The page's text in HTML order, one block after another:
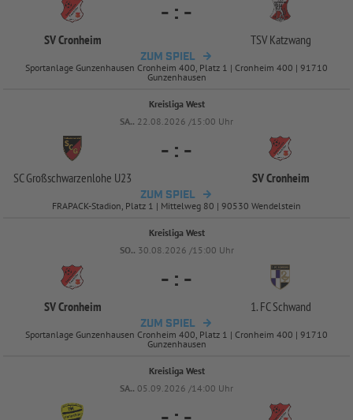
SV Cronheim
- : -
TSV Katzwang
ZUM SPIEL
Sportanlage Gunzenhausen Cronheim 400, Platz 1 | Cronheim 400 | 91710
Gunzenhausen
Kreisliga West
SA.. 22.08.2026 /15:00 Uhr
SC Großschwarzenlohe U23
- : -
SV Cronheim
ZUM SPIEL
FRAPACK-Stadion, Platz 1 | Mittelweg 80 | 90530 Wendelstein
Kreisliga West
SO.. 30.08.2026 /15:00 Uhr
SV Cronheim
- : -
1. FC Schwand
ZUM SPIEL
Sportanlage Gunzenhausen Cronheim 400, Platz 1 | Cronheim 400 | 91710
Gunzenhausen
Kreisliga West
SA.. 05.09.2026 /14:00 Uhr